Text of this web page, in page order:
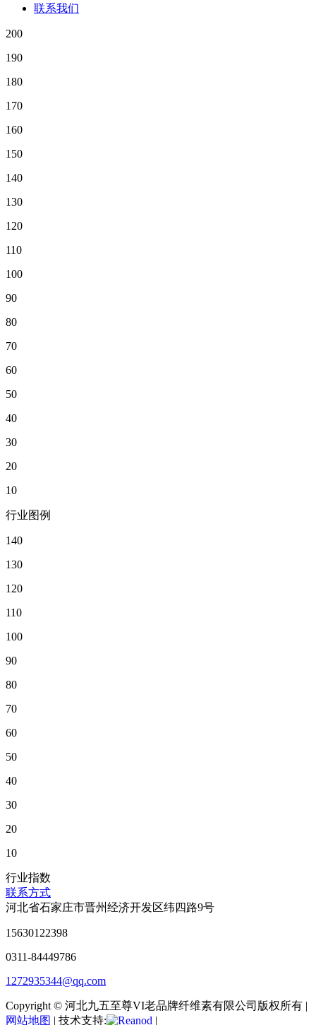
联系我们
200
190
180
170
160
150
140
130
120
110
100
90
80
70
60
50
40
30
20
10
行业图例
140
130
120
110
100
90
80
70
60
50
40
30
20
10
行业指数
联系方式
河北省石家庄市晋州经济开发区纬四路9号
15630122398
0311-84449786
1272935344@qq.com
Copyright © 河北九五至尊VI老品牌纤维素有限公司版权所有 |
网站地图 | 技术支持: |